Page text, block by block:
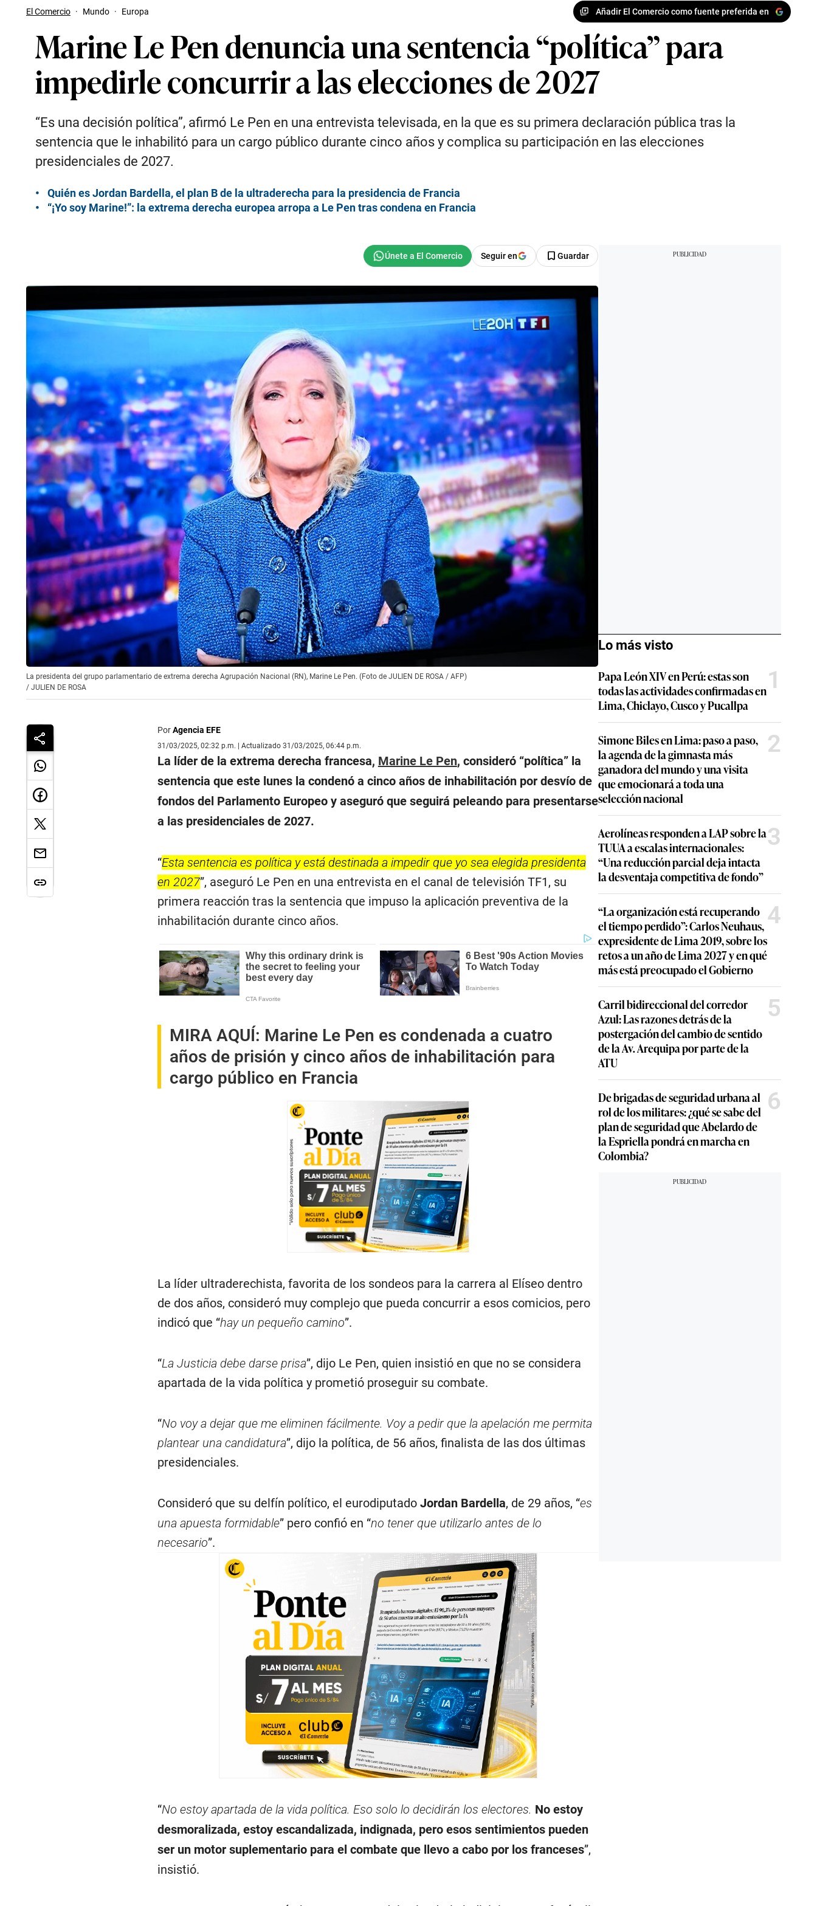
El Comercio · Mundo · Europa Añadir El Comercio como fuente preferida en
Marine Le Pen denuncia una sentencia “política” para
impedirle concurrir a las elecciones de 2027
“Es una decisión política”, afirmó Le Pen en una entrevista televisada, en la que es su primera declaración pública tras la
sentencia que le inhabilitó para un cargo público durante cinco años y complica su participación en las elecciones
presidenciales de 2027.
Quién es Jordan Bardella, el plan B de la ultraderecha para la presidencia de Francia
“¡Yo soy Marine!”: la extrema derecha europea arropa a Le Pen tras condena en Francia
Seguir en Guardar
La presidenta del grupo parlamentario de extrema derecha Agrupación Nacional (RN), Marine Le Pen. (Foto de JULIEN DE ROSA / AFP)
/ JULIEN DE ROSA
PorAgencia EFE
31/03/2025, 02:32 p.m. | Actualizado 31/03/2025, 06:44 p.m.
La líder de la extrema derecha francesa, Marine Le Pen, consideró “política” la
sentencia que este lunes la condenó a cinco años de inhabilitación por desvío de
fondos del Parlamento Europeo y aseguró que seguirá peleando para presentarse
a las presidenciales de 2027.
“Esta sentencia es política y está destinada a impedir que yo sea elegida presidenta
en 2027”, aseguró Le Pen en una entrevista en el canal de televisión TF1, su
primera reacción tras la sentencia que impuso la aplicación preventiva de la
inhabilitación durante cinco años.
MIRA AQUÍ: Marine Le Pen es condenada a cuatro
años de prisión y cinco años de inhabilitación para
cargo público en Francia
La líder ultraderechista, favorita de los sondeos para la carrera al Elíseo dentro
de dos años, consideró muy complejo que pueda concurrir a esos comicios, pero
indicó que “hay un pequeño camino”.
“La Justicia debe darse prisa”, dijo Le Pen, quien insistió en que no se considera
apartada de la vida política y prometió proseguir su combate.
“No voy a dejar que me eliminen fácilmente. Voy a pedir que la apelación me permita
plantear una candidatura”, dijo la política, de 56 años, finalista de las dos últimas
presidenciales.
Consideró que su delfín político, el eurodiputado Jordan Bardella, de 29 años, “es
una apuesta formidable” pero confió en “no tener que utilizarlo antes de lo
necesario”.
“No estoy apartada de la vida política. Eso solo lo decidirán los electores. No estoy
desmoralizada, estoy escandalizada, indignada, pero esos sentimientos pueden
ser un motor suplementario para el combate que llevo a cabo por los franceses”,
insistió.
Lo más visto
Papa León XIV en Perú: estas son
todas las actividades confirmadas en
Lima, Chiclayo, Cusco y Pucallpa
1
Simone Biles en Lima: paso a paso,
la agenda de la gimnasta más
ganadora del mundo y una visita
que emocionará a toda una
selección nacional
2
Aerolíneas responden a LAP sobre la
TUUA a escalas internacionales:
“Una reducción parcial deja intacta
la desventaja competitiva de fondo”
3
“La organización está recuperando
el tiempo perdido”: Carlos Neuhaus,
expresidente de Lima 2019, sobre los
retos a un año de Lima 2027 y en qué
más está preocupado el Gobierno
4
Carril bidireccional del corredor
Azul: Las razones detrás de la
postergación del cambio de sentido
de la Av. Arequipa por parte de la
ATU
5
De brigadas de seguridad urbana al
rol de los militares: ¿qué se sabe del
plan de seguridad que Abelardo de
la Espriella pondrá en marcha en
Colombia?
6